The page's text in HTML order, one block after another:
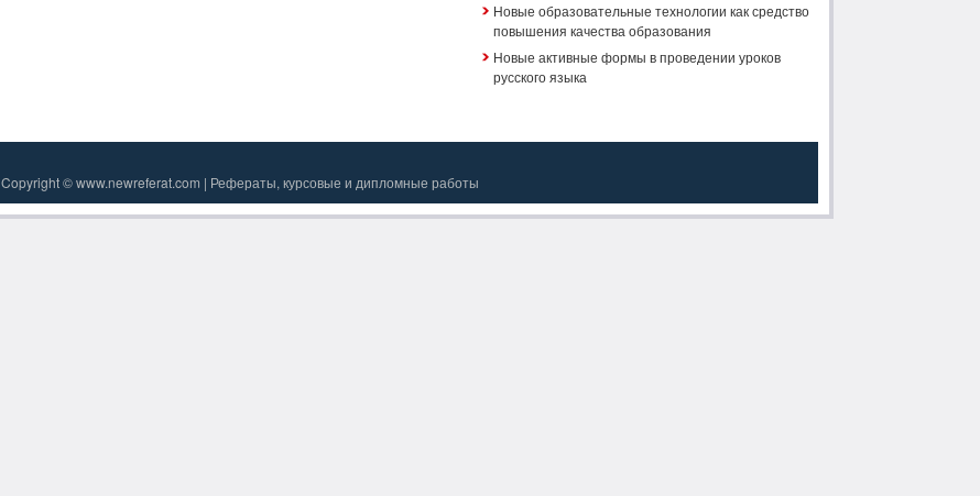
Новые образовательные технологии как средство
повышения качества образования
Новые активные формы в проведении уроков
русского языка
Copyright © www.newreferat.com | Рефераты, курсовые и дипломные работы